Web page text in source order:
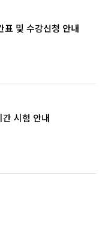
및 수강신청 안내
시험 안내